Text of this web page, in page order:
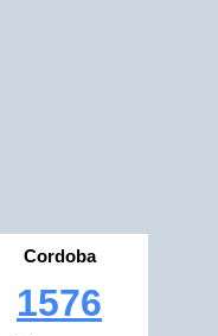
Cordoba
1576